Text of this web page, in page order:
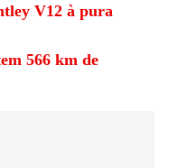
V12 à pura
566 km de